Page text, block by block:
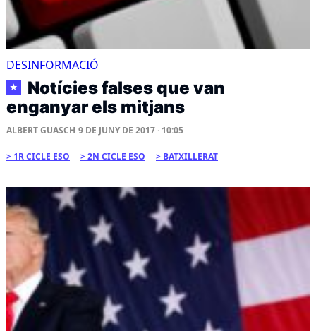
DESINFORMACIÓ
★
Notícies falses que van
enganyar els mitjans
ALBERT GUASCH 9 DE JUNY DE 2017 · 10:05
1R CICLE ESO 2N CICLE ESO BATXILLERAT